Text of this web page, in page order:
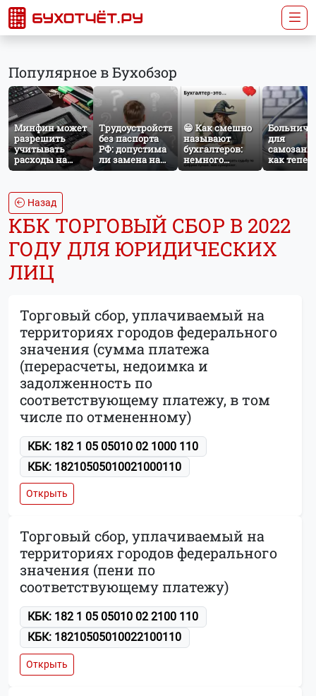
Популярное в Бухобзор
Минфин может
разрешить
учитывать
расходы на
защиту от
расчёте налога
на прибыль
Трудоустройство
без паспорта
РФ: допустима
ли замена на
загранпаспорт?
😁 Как смешно
называют
бухгалтеров:
немного
профессионального
для
как
работает
Назад
КБК ТОРГОВЫЙ СБОР В 2022
ГОДУ ДЛЯ ЮРИДИЧЕСКИХ
ЛИЦ
Торговый сбор, уплачиваемый на
территориях городов федерального
значения (сумма платежа
(перерасчеты, недоимка и
задолженность по
соответствующему платежу, в том
числе по отмененному)
КБК: 182 1 05 05010 02 1000 110
КБК: 18210505010021000110
Открыть
Торговый сбор, уплачиваемый на
территориях городов федерального
значения (пени по
соответствующему платежу)
КБК: 182 1 05 05010 02 2100 110
КБК: 18210505010022100110
Открыть